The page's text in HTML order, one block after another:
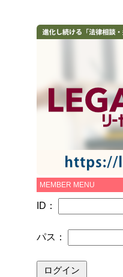
MEMBER MENU
ID：
パス：